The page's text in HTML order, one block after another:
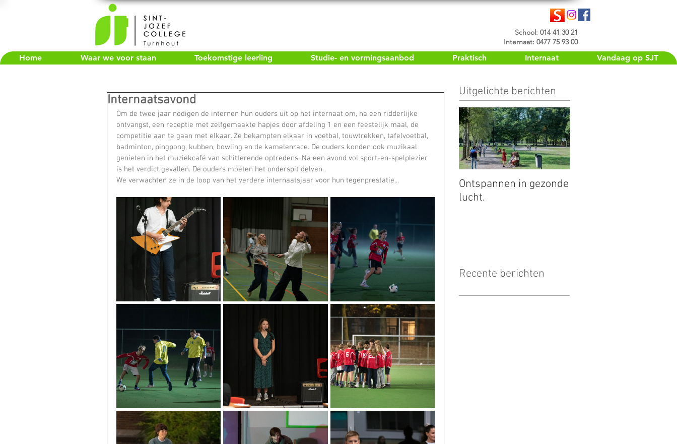
School: 014 41 30 21
Internaat: 0477 75 93 00
Home Waar we voor staan Toekomstige leerling Studie- en vormingsaanbod Praktisch Internaat Vandaag op SJT
Internaatsavond
Om de twee jaar nodigen de internen hun ouders uit op het internaat om, na een ridderlijke
ontvangst, een receptie met zelfgemaakte hapjes door afdeling 1 en een feestelijk maal, de
competitie aan te gaan met elkaar. Ze bekampten elkaar in voetbal, touwtrekken, tafelvoetbal,
badminton, pingpong, kubben, bowling en de kamelenrace. De ouders konden ook muzikaal
genieten in het muziekcafé van schitterende optredens. Na een avond vol sport-en-spelplezier
is het verdict gevallen. De ouders moeten het onderspit delven.
We verwachten ze in de loop van het verdere internaatsjaar voor hun tegenprestatie...
Uitgelichte berichten
Ontspannen in gezonde
lucht.
Recente berichten